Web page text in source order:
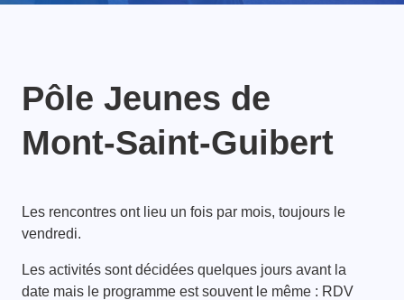
Pôle Jeunes de
Mont-Saint-Guibert
Les rencontres ont lieu un fois par mois, toujours le
vendredi.
Les activités sont décidées quelques jours avant la
date mais le programme est souvent le même : RDV